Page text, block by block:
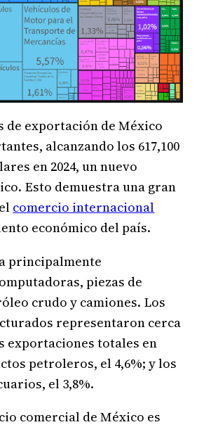
de exportación de México
alcanzando los 617,100
en 2024, un nuevo
Esto demuestra una gran
comercio internacional
económico del país.
principalmente
piezas de
crudo y camiones. Los
representaron cerca
exportaciones totales en
petroleros, el 4,6%; y los
el 3,8%.
comercial de México es